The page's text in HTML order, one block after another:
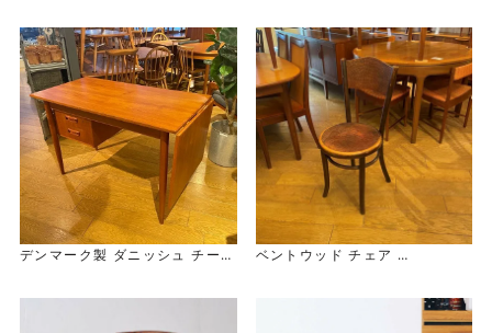
G-Plan Fresco Dining Chair
デンマーク製 ダニッシュ チーク
Desk
ベントウッド チェア